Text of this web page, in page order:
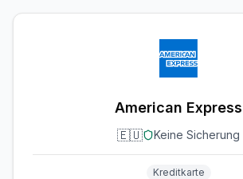
American Express
🇪🇺 Keine Sicherung
Kreditkarte